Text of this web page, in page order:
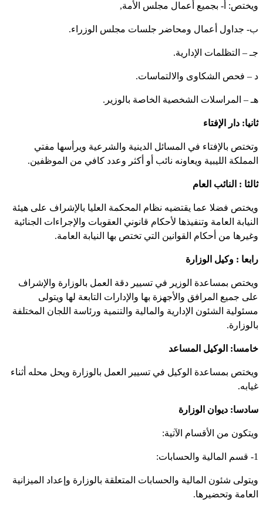
ويختص: أ- بجميع أعمال مجلس الأمة,
ب- جداول أعمال ومحاضر جلسات مجلس الوزراء.
جـ – التظلمات الإدارية.
د – فحص الشكاوى والالتماسات.
هـ – المراسلات الشخصية الخاصة بالوزير.
ثانيا: دار الإفتاء
وتختص بالإفتاء في المسائل الدينية والشرعية ويرأسها مفتي
المملكة الليبية ويعاونه نائب أو أكثر وعدد كافي من الموظفين.
ثالثا : النائب العام
ويختص فضلا عما يقتضيه نظام المحكمة العليا بالإشراف على هيئة
النيابة العامة وتنفيذها لأحكام قانوني العقوبات والإجراءات الجنائية
وغيرها من أحكام القوانين التي تختص بها النيابة العامة.
رابعا : وكيل الوزارة
ويختص بمساعدة الوزير في تسيير دقة العمل بالوزارة والإشراف
على جميع المرافق والأجهزة بها والإدارات التابعة لها ويتولى
مسئولية الشئون الإدارية والمالية والتنمية ورئاسة اللجان المختلفة
بالوزارة.
خامسا: الوكيل المساعد
ويختص بمساعدة الوكيل في تسيير العمل بالوزارة ويحل محله أثناء
غيابه.
سادسا: ديوان الوزارة
ويتكون من الأقسام الآتية:
1- قسم المالية والحسابات:
ويتولى شئون المالية والحسابات المتعلقة بالوزارة وإعداد الميزانية
العامة وتحضيرها.